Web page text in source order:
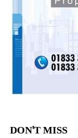
DON'T MISS